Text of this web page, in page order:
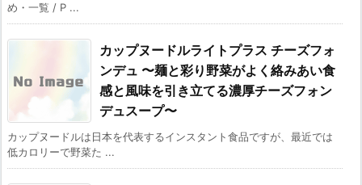
め・一覧 / P ...
カップヌードルライトプラス チーズフォ
ンデュ 〜麺と彩り野菜がよく絡みあい食
感と風味を引き立てる濃厚チーズフォン
デュスープ〜
カップヌードルは日本を代表するインスタント食品ですが、最近では
低カロリーで野菜た ...